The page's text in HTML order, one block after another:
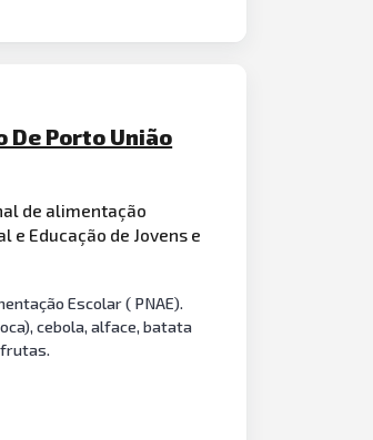
De Porto União
de alimentação
e Educação de Jovens e
Escolar ( PNAE).
cebola, alface, batata
frutas.